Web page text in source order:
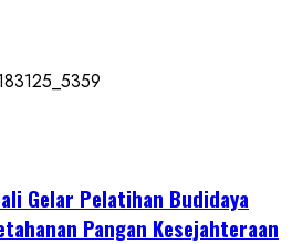
Gelar Pelatihan Budidaya
Pangan Kesejahteraan